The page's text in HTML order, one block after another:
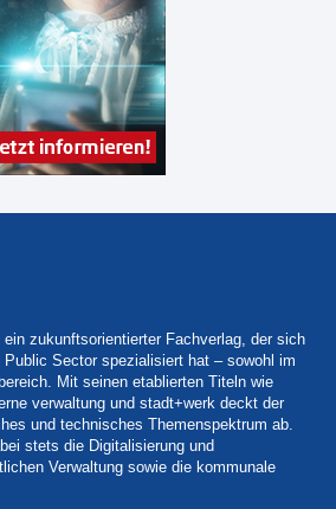
zukunftsorientierter Fachverlag, der sich
Sector spezialisiert hat – sowohl im
Mit seinen etablierten Titeln wie
verwaltung und stadt+werk deckt der
und technisches Themenspektrum ab.
stets die Digitalisierung und
Verwaltung sowie die kommunale